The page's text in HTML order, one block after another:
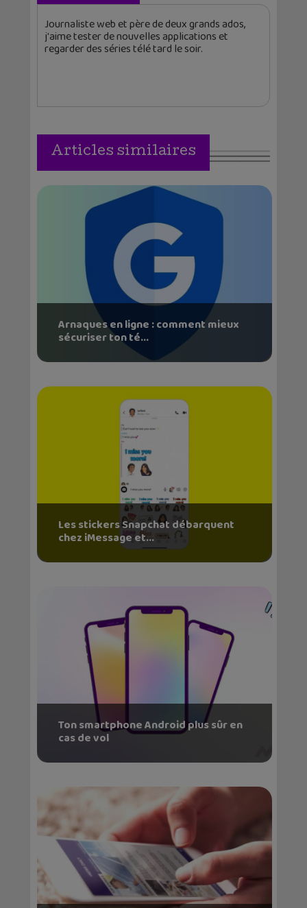
Journaliste web et père de deux grands ados,
j'aime tester de nouvelles applications et
regarder des séries télé tard le soir.
Articles similaires
Arnaques en ligne : comment mieux
sécuriser ton té...
Les stickers Snapchat débarquent
chez iMessage et...
Ton smartphone Android plus sûr en
cas de vol